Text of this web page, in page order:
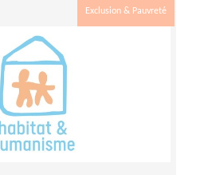
Exclusion & Pauvreté